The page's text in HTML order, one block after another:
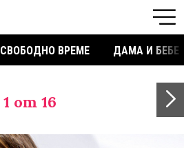
СВОБОДНО ВРЕМЕ ДАМА И БЕБЕ
1 от 16